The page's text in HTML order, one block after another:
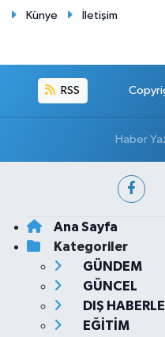
Künye İletişim
RSS
Haber
Ana Sayfa
Kategoriler
GÜNDEM
GÜNCEL
DIŞ
EĞİTİM